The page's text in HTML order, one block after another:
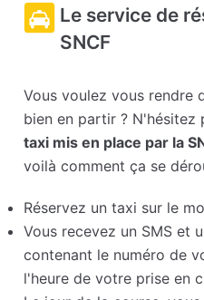
Le service de
SNCF
Vous voulez vous rendre
bien en partir ?
taxi mis en place par la
voilà comment ça se
Réservez un taxi sur le
Vous recevez un SMS et
contenant le numéro de
l'heure de votre prise en